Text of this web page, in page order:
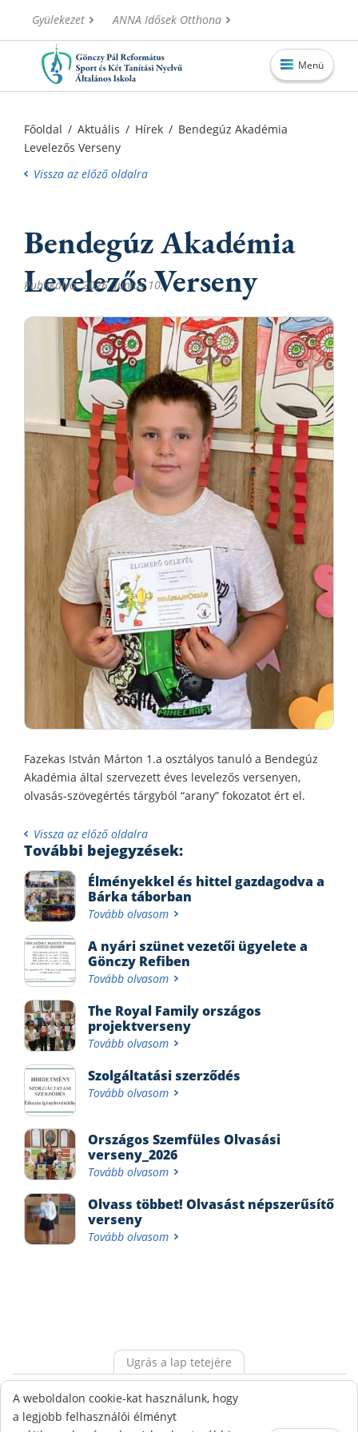
Gyülekezet ANNA Idősek Otthona
Menü
Aktuális
Iskolánk
Információk
Oktatás
Főoldal / Aktuális / Hírek / Bendegúz Akadémia
Levelezős Verseny
Vissza az előző oldalra
Bendegúz Akadémia
Levelezős Verseny
Publikálva: 2026. június 10.
Fazekas István Márton 1.a osztályos tanuló a Bendegúz
Akadémia által szervezett éves levelezős versenyen,
olvasás-szövegértés tárgyból “arany” fokozatot ért el.
Vissza az előző oldalra
További bejegyzések:
Élményekkel és hittel gazdagodva a
Bárka táborban
Tovább olvasom
A nyári szünet vezetői ügyelete a
Gönczy Refiben
Tovább olvasom
The Royal Family országos
projektverseny
Tovább olvasom
Szolgáltatási szerződés
Tovább olvasom
Országos Szemfüles Olvasási
verseny_2026
Tovább olvasom
Olvass többet! Olvasást népszerűsítő
verseny
Tovább olvasom
Ugrás a lap tetejére
Alapdokumentumok
Ökoiskola
Visszaélés bejelentési rendszer
A weboldalon cookie-kat használunk, hogy
a legjobb felhasználói élményt